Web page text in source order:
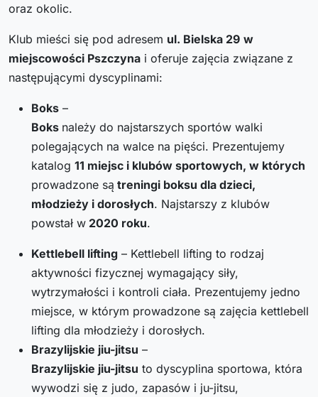
oraz okolic.
Klub mieści się pod adresem ul. Bielska 29 w
miejscowości Pszczyna i oferuje zajęcia związane z
następującymi dyscyplinami:
Boks –
Boks należy do najstarszych sportów walki
polegających na walce na pięści. Prezentujemy
katalog 11 miejsc i klubów sportowych, w których
prowadzone są treningi boksu dla dzieci,
młodzieży i dorosłych. Najstarszy z klubów
powstał w 2020 roku.
Kettlebell lifting – Kettlebell lifting to rodzaj
aktywności fizycznej wymagający siły,
wytrzymałości i kontroli ciała. Prezentujemy jedno
miejsce, w którym prowadzone są zajęcia kettlebell
lifting dla młodzieży i dorosłych.
Brazylijskie jiu-jitsu –
Brazylijskie jiu-jitsu to dyscyplina sportowa, która
wywodzi się z judo, zapasów i ju-jitsu,